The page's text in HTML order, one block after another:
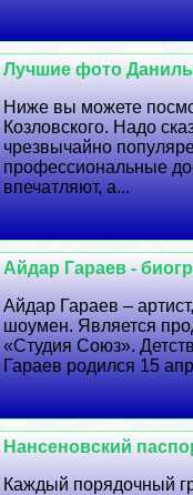
Лучшие фото
Ниже вы можете
Козловского. Надо
чрезвычайно
профессиональные
впечатляют, а...
Айдар Гараев -
Айдар Гараев –
шоумен. Является
«Студия Союз».
Гараев родился 15
Нансеновский
Каждый порядочный